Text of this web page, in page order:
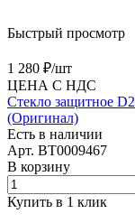
Быстрый просмотр
1 280 ₽/шт
ЦЕНА С НДС
Стекло защитное
(Оригинал)
Есть в наличии
Арт. BT0009467
В корзину
Купить в 1 клик